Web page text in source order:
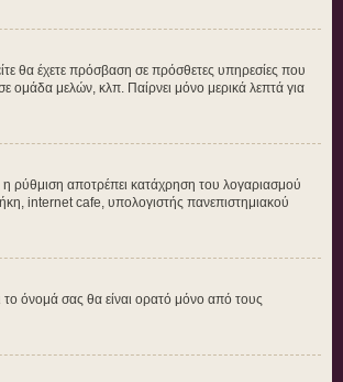
θα έχετε πρόσβαση σε πρόσθετες υπηρεσίες που
ομάδα μελών, κλπ. Παίρνει μόνο μερικά λεπτά για
ρύθμιση αποτρέπει κατάχρηση του λογαριασμού
internet cafe, υπολογιστής πανεπιστημιακού
το όνομά σας θα είναι ορατό μόνο από τους